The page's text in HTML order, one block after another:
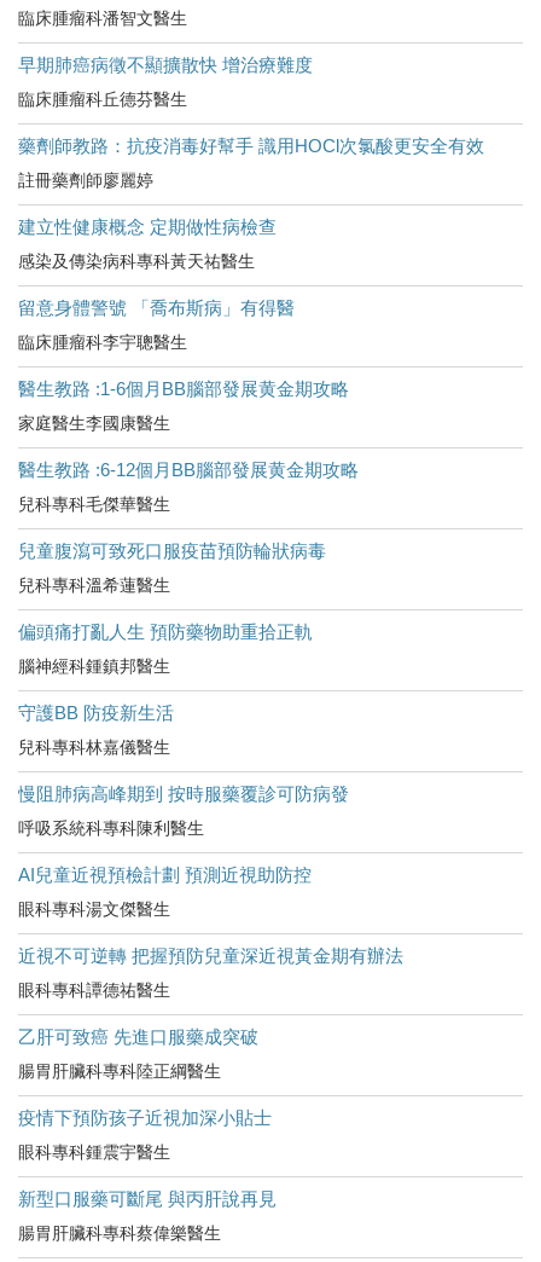
臨床腫瘤科潘智文醫生
早期肺癌病徵不顯擴散快 增治療難度
臨床腫瘤科丘德芬醫生
藥劑師教路：抗疫消毒好幫手 識用HOCl次氯酸更安全有效
註冊藥劑師廖麗婷
建立性健康概念 定期做性病檢查
感染及傳染病科專科黃天祐醫生
留意身體警號 「喬布斯病」有得醫
臨床腫瘤科李宇聰醫生
醫生教路 :1-6個月BB腦部發展黄金期攻略
家庭醫生李國康醫生
醫生教路 :6-12個月BB腦部發展黄金期攻略
兒科專科毛傑華醫生
兒童腹瀉可致死口服疫苗預防輪狀病毒
兒科專科溫希蓮醫生
偏頭痛打亂人生 預防藥物助重拾正軌
腦神經科鍾鎮邦醫生
守護BB 防疫新生活
兒科專科林嘉儀醫生
慢阻肺病高峰期到 按時服藥覆診可防病發
呼吸系統科專科陳利醫生
AI兒童近視預檢計劃 預測近視助防控
眼科專科湯文傑醫生
近視不可逆轉 把握預防兒童深近視黃金期有辦法
眼科專科譚德祐醫生
乙肝可致癌 先進口服藥成突破
腸胃肝臟科專科陸正綱醫生
疫情下預防孩子近視加深小貼士
眼科專科鍾震宇醫生
新型口服藥可斷尾 與丙肝說再見
腸胃肝臟科專科蔡偉樂醫生